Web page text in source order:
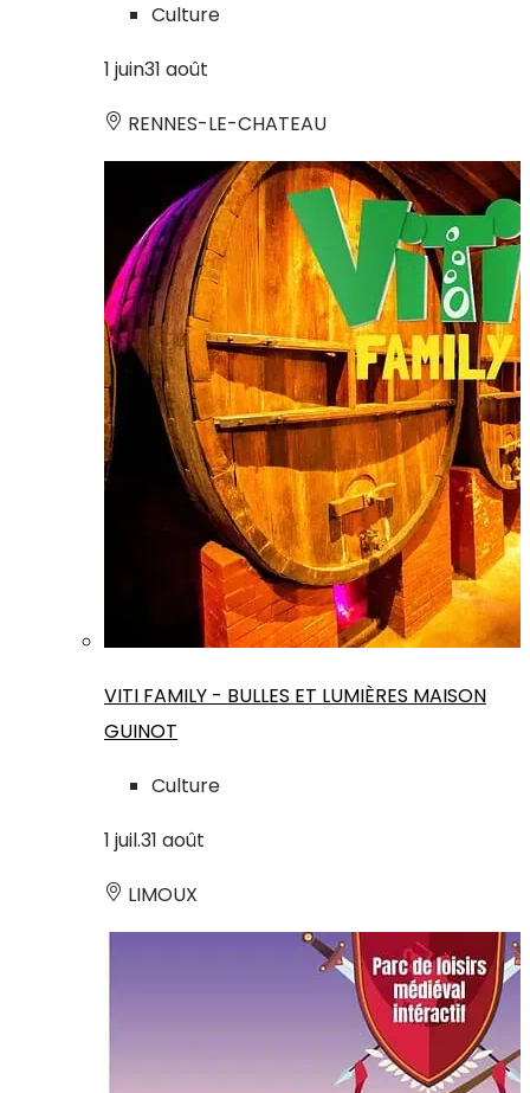
Culture
1 juin31 août
RENNES-LE-CHATEAU
VITI FAMILY - BULLES ET LUMIÈRES MAISON
GUINOT
Culture
1 juil.31 août
LIMOUX